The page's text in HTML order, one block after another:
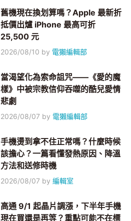
舊機現在換划算嗎？Apple 最新折
抵價出爐 iPhone 最高可折
25,500 元
2026/08/10 by 電獺編輯部
當渴望化為索命詛咒——《愛的魔
樣》中被宗教信仰吞噬的酷兒愛情
悲劇
2026/08/07 by 電獺編輯部
手機燙到拿不住正常嗎？什麼時候
該擔心？一篇看懂發熱原因、降溫
方法和送修時機
2026/08/07 by編輯室
高通 9/1 起晶片調漲，下半年手機
現在買還是再等？重點可能不在標